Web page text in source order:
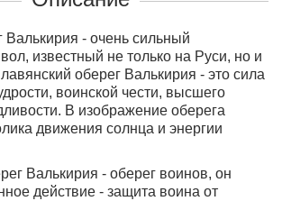
- очень сильный
известный не только на Руси, но и
оберег Валькирия - это сила
воинской чести, высшего
В изображение оберега
движения солнца и энергии
Валькирия - оберег воинов, он
действие - защита воина от